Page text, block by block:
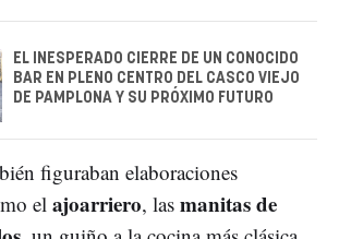
EL INESPERADO CIERRE DE UN CONOCIDO
BAR EN PLENO CENTRO DEL CASCO VIEJO
DE PAMPLONA Y SU PRÓXIMO FUTURO
figuraban elaboraciones
el ajoarriero, las manitas de